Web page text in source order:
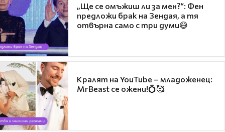
„Ще се омъжиш ли за мен?“: Фен
предложи брак на Зендая, а тя
отвърна само с три думи😅
Кралят на YouTube – младоженец:
MrBeast се ожени!💍🥰